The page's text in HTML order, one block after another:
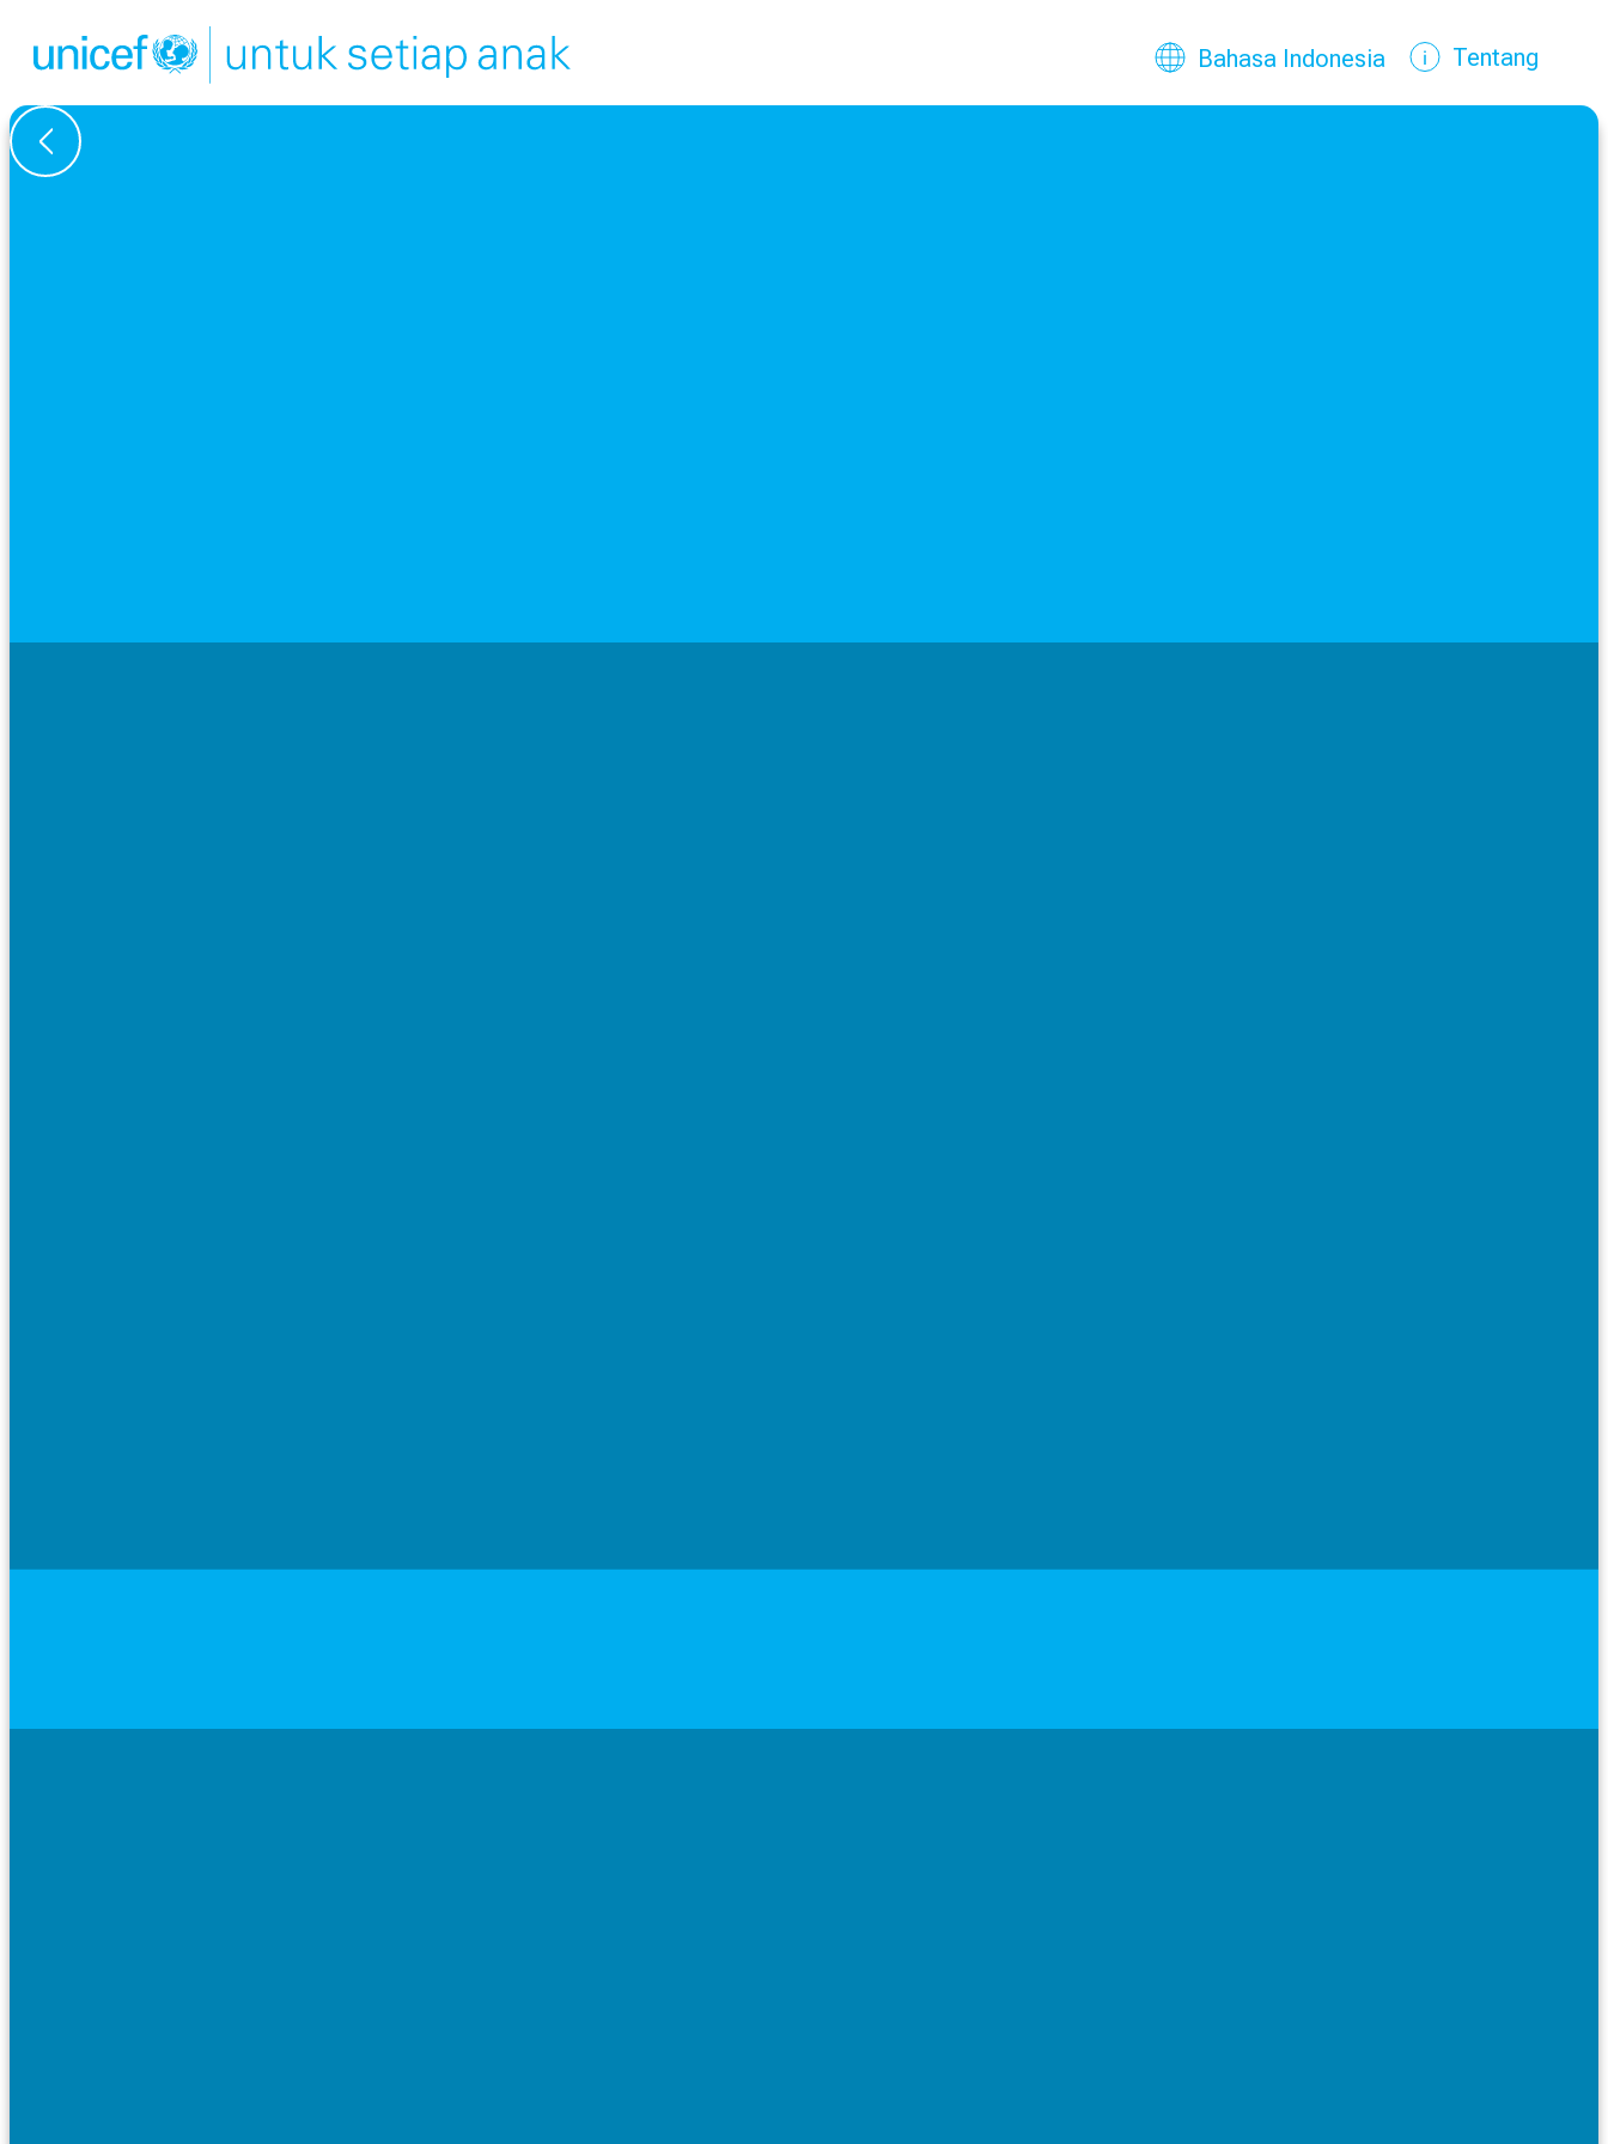
Pilih bahasa Anda
Bahasa saat ini:
Bahasa Indonesia Tentang
Kembali ke Ikhtisar Berita